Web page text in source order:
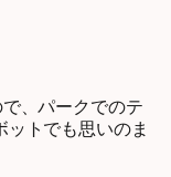
、パークでのテ
トでも思いのま